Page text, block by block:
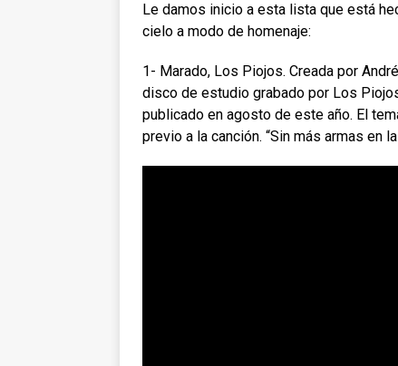
Le damos inicio a esta lista que está
cielo a modo de homenaje:
1- Marado, Los Piojos. Creada por
disco de estudio grabado por Los
publicado en agosto de este año. El
previo a la canción. “Sin más armas en